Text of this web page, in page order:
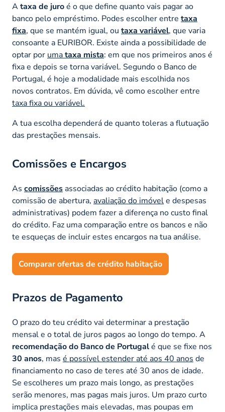
Ataxa de juroé o que define quanto vais pagar ao
banco pelo empréstimo. Podes escolher entre taxa
fixa, que se mantém igual, ou taxa variável, que varia
consoante a EURIBOR. Existe ainda a possibilidade de
optar por umataxa mista: em que nos primeiros anos é
fixa e depois se torna variável. Segundo o Banco de
Portugal, é hoje a modalidade mais escolhida nos
novos contratos. Em dúvida, vê como escolher entre
taxa fixa ou variável.
A tua escolha dependerá de quanto toleras a flutuação
das prestações mensais.
Comissões e Encargos
As comissões associadas ao crédito habitação (como a
comissão de abertura, avaliação do imóvele despesas
administrativas) podem fazer a diferença no custo final
do crédito. Faz uma comparação entre os bancos e não
te esqueças de incluir estes encargos na tua análise.
Comparar ofertas de crédito habitação
Prazos de Pagamento
O prazo do teu crédito vai determinar a prestação
mensal e o total de juros pagos ao longo do tempo. A
recomendação do Banco de Portugalé que se fixe nos
30 anos, mas é possível estender até aos 40 anos de
financiamento no caso de teres até 30 anos de idade.
Se escolheres um prazo mais longo, as prestações
serão menores, mas pagas mais juros. Um prazo curto
implica prestações mais elevadas, mas poupas em